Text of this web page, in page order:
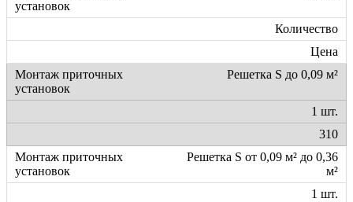
Количество
Цена
Решетка S до 0,09 м²
1 шт.
310
Решетка S от 0,09 м² до 0,36
м²
1 шт.